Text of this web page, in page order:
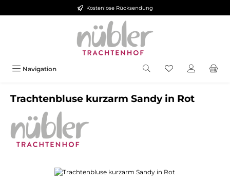
Zum Hauptinhalt springen Kostenlose Rücksendung
Navigation
Trachtenbluse kurzarm Sandy in Rot
Bildergalerie überspringen